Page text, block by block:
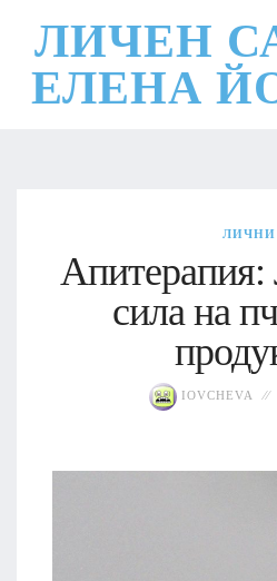
ЛИЧЕН
ЕЛЕНА
ЛИЧНИ
Апитерапия:
сила на
IOVCHEVA